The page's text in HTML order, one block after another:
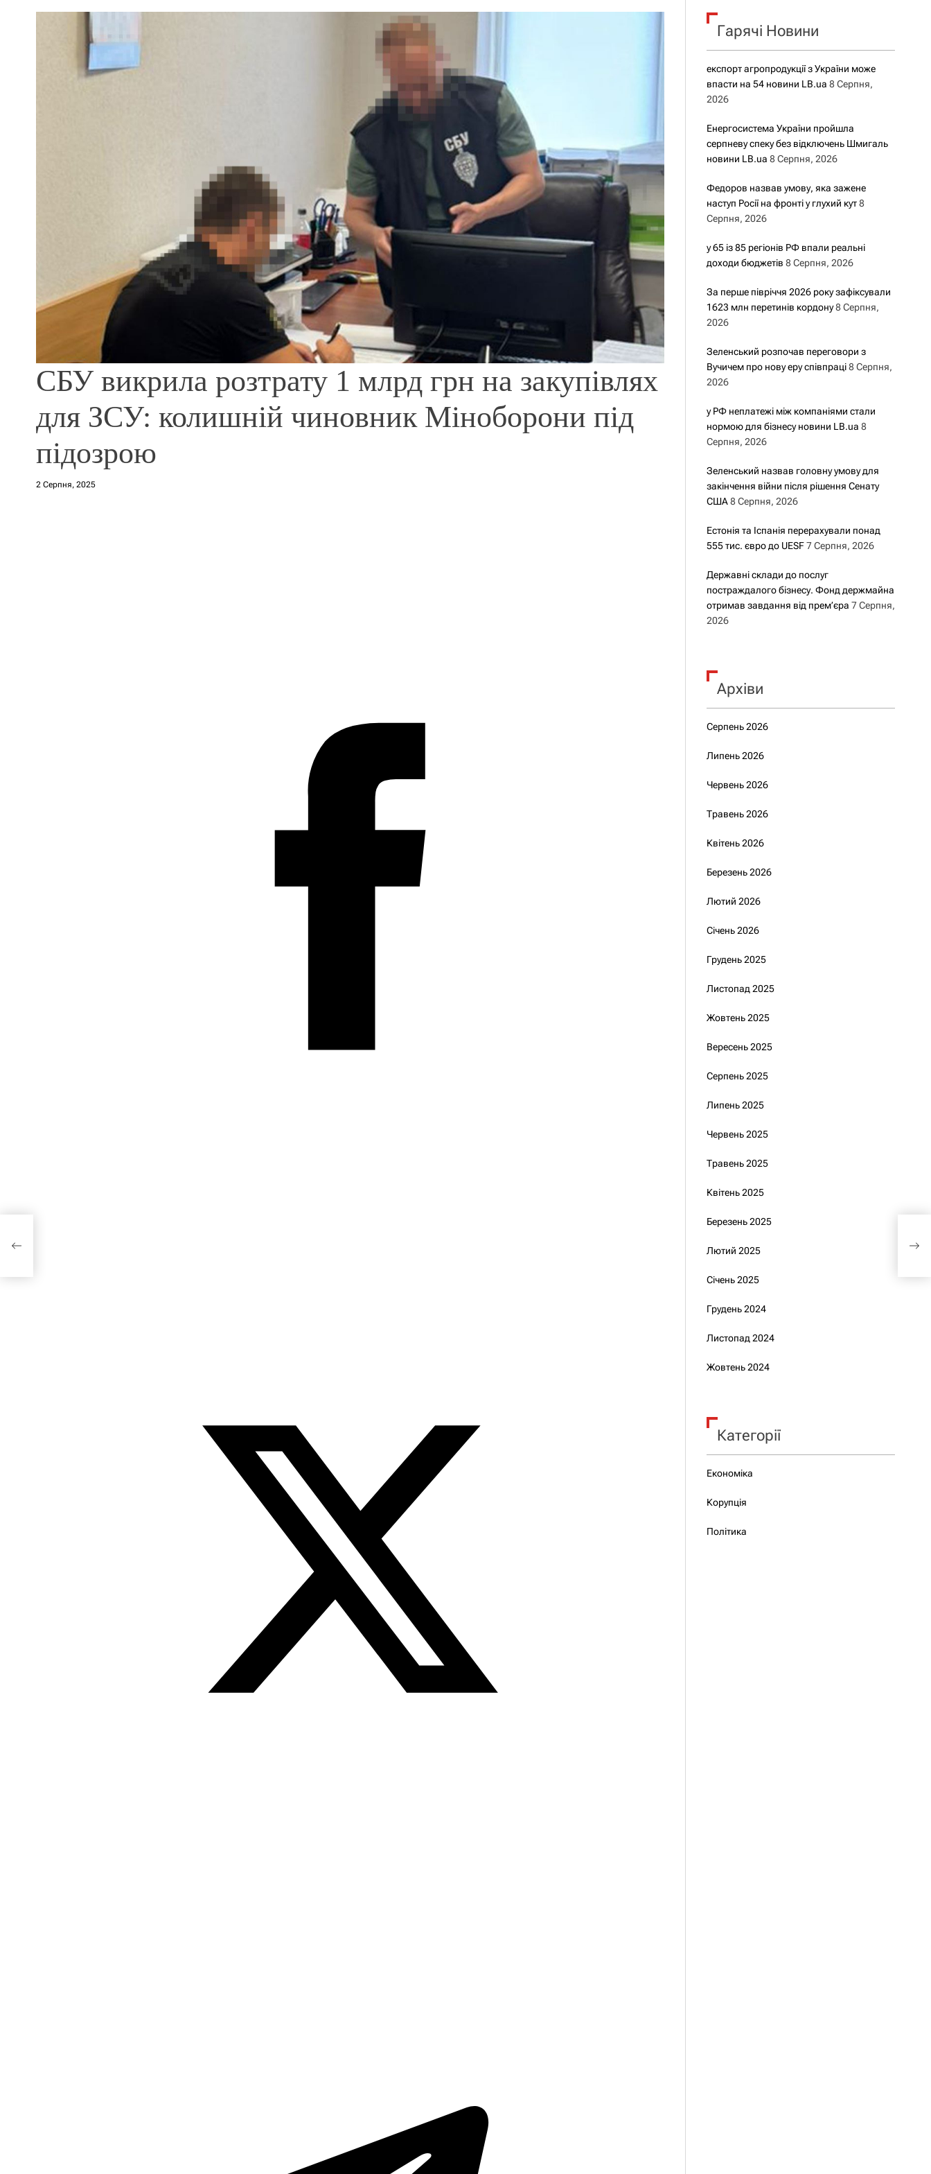
о
о
р
м
у
СБУ викрила розтрату 1 млрд грн на закупівлях
для ЗСУ: колишній чиновник Міноборони під
підозрою
2 Серпня, 2025
Гарячі Новини
експорт агропродукції з України може
впасти на 54 новини LB.ua 8 Серпня,
2026
Енергосистема України пройшла
серпневу спеку без відключень Шмигаль
новини LB.ua 8 Серпня, 2026
Федоров назвав умову, яка зажене
наступ Росії на фронті у глухий кут 8
Серпня, 2026
у 65 із 85 регіонів РФ впали реальні
доходи бюджетів 8 Серпня, 2026
За перше півріччя 2026 року зафіксували
1623 млн перетинів кордону 8 Серпня,
2026
Зеленський розпочав переговори з
Вучичем про нову еру співпраці 8 Серпня,
2026
у РФ неплатежі між компаніями стали
нормою для бізнесу новини LB.ua 8
Серпня, 2026
Зеленський назвав головну умову для
закінчення війни після рішення Сенату
США 8 Серпня, 2026
Естонія та Іспанія перерахували понад
555 тис. євро до UESF 7 Серпня, 2026
Державні склади до послуг
постраждалого бізнесу. Фонд держмайна
отримав завдання від прем’єра 7 Серпня,
2026
Архіви
Серпень 2026
Липень 2026
Червень 2026
Травень 2026
Квітень 2026
Березень 2026
Лютий 2026
Січень 2026
Грудень 2025
Листопад 2025
Жовтень 2025
Вересень 2025
Серпень 2025
Липень 2025
Червень 2025
Травень 2025
Квітень 2025
Березень 2025
Лютий 2025
Січень 2025
Грудень 2024
Листопад 2024
Жовтень 2024
Категорії
Економіка
Корупція
Політика